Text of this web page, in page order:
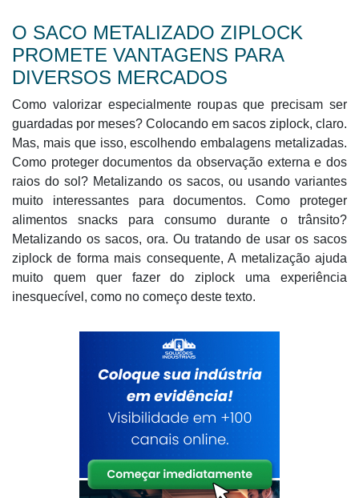
O SACO METALIZADO ZIPLOCK
PROMETE VANTAGENS PARA
DIVERSOS MERCADOS
Como valorizar especialmente roupas que precisam ser
guardadas por meses? Colocando em sacos ziplock, claro.
Mas, mais que isso, escolhendo embalagens metalizadas.
Como proteger documentos da observação externa e dos
raios do sol? Metalizando os sacos, ou usando variantes
muito interessantes para documentos. Como proteger
alimentos snacks para consumo durante o trânsito?
Metalizando os sacos, ora. Ou tratando de usar os sacos
ziplock de forma mais consequente, A metalização ajuda
muito quem quer fazer do ziplock uma experiência
inesquecível, como no começo deste texto.